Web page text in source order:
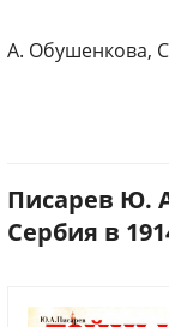
А. Обушенкова,
Писарев Ю.
Сербия в